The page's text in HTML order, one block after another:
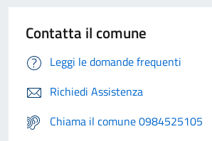
Contatta il comune
Leggi le domande frequenti
Richiedi Assistenza
Chiama il comune 0984525105